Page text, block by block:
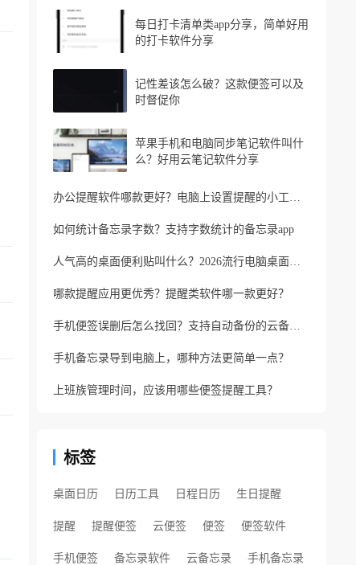
每日打卡清单类app分享，简单好用
的打卡软件分享
记性差该怎么破？这款便签可以及
时督促你
苹果手机和电脑同步笔记软件叫什
么？好用云笔记软件分享
办公提醒软件哪款更好？电脑上设置提醒的小工具推荐
如何统计备忘录字数？支持字数统计的备忘录app
人气高的桌面便利贴叫什么？2026流行电脑桌面便利贴
哪款提醒应用更优秀？提醒类软件哪一款更好？
手机便签误删后怎么找回？支持自动备份的云备忘录软件
手机备忘录导到电脑上，哪种方法更简单一点？
上班族管理时间，应该用哪些便签提醒工具？
标签
桌面日历 日历工具 日程日历 生日提醒
提醒 提醒便签 云便签 便签 便签软件
手机便签 备忘录软件 云备忘录 手机备忘录